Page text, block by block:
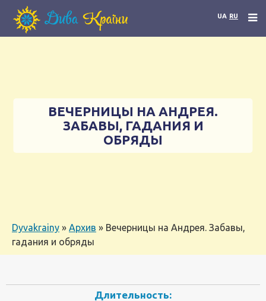
UA RU
ВЕЧЕРНИЦЫ НА АНДРЕЯ.
ЗАБАВЫ, ГАДАНИЯ И
ОБРЯДЫ
Dyvakrainy » Архив » Вечерницы на Андрея. Забавы,
гадания и обряды
Длительность: